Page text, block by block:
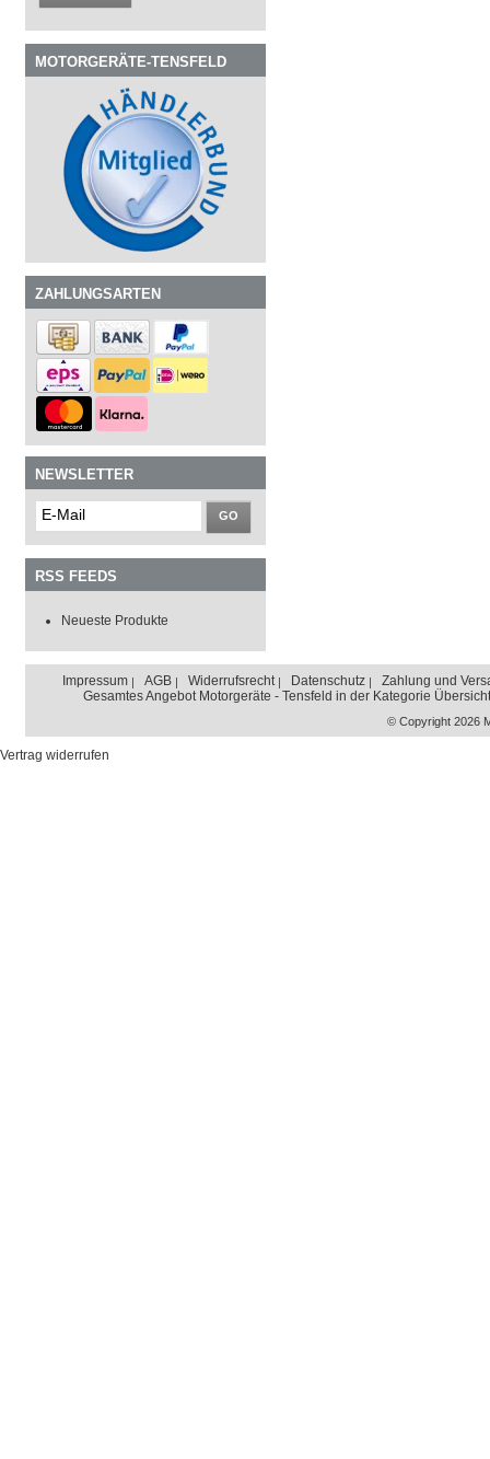
MOTORGERÄTE-TENSFELD
ZAHLUNGSARTEN
NEWSLETTER
GO
RSS FEEDS
Neueste Produkte
Impressum AGB Widerrufsrecht Datenschutz
Zahlung und
Gesamtes Angebot Motorgeräte - Tensfeld in der Kategorie Übersicht
© Copyright 2026
Vertrag widerrufen